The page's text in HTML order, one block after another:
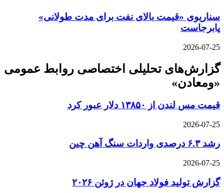
سناریوی «قیمت بالای نفت برای مدت طولانی»
پابرجاست
2026-07-25
گزارش‌های تحلیلی اختصاصی روابط عمومی
«ومعادن»
قیمت مس لندن از ۱۳۸۵۰ دلار عبور کرد
2026-07-25
رشد ۶.۳ درصدی واردات سنگ آهن چین
2026-07-25
گزارش تولید فولاد جهان در ژوئن ۲۰۲۶